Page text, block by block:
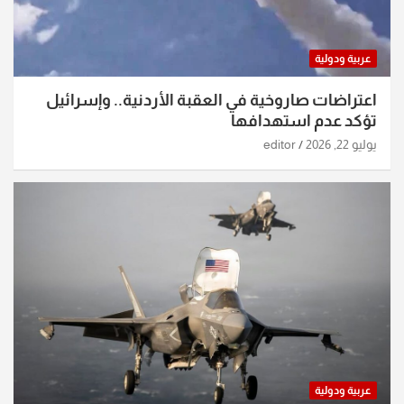
عربية ودولية
اعتراضات صاروخية في العقبة الأردنية.. وإسرائيل
تؤكد عدم استهدافها
يوليو 22, 2026 editor
عربية ودولية